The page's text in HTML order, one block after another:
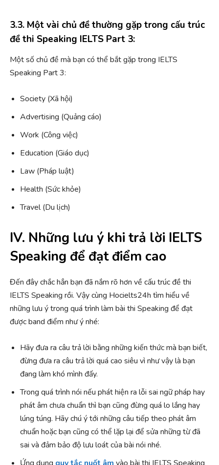
3.3. Một vài chủ đề thường gặp trong cấu trúc
đề thi Speaking IELTS Part 3:
Một số chủ đề mà bạn có thể bắt gặp trong IELTS
Speaking Part 3:
Society (Xã hội)
Advertising (Quảng cáo)
Work (Công việc)
Education (Giáo dục)
Law (Pháp luật)
Health (Sức khỏe)
Travel (Du lịch)
IV. Những lưu ý khi trả lời IELTS
Speaking để đạt điểm cao
Đến đây chắc hẳn bạn đã nắm rõ hơn về cấu trúc đề thi
IELTS Speaking rồi. Vậy cùng Hocielts24h tìm hiểu về
những lưu ý trong quá trình làm bài thi Speaking để đạt
được band điểm như ý nhé:
Hãy đưa ra câu trả lời bằng những kiến thức mà bạn biết,
đừng đưa ra câu trả lời quá cao siêu vì như vậy là bạn
đang làm khó mình đấy.
Trong quá trình nói nếu phát hiện ra lỗi sai ngữ pháp hay
phát âm chưa chuẩn thì bạn cũng đừng quá lo lắng hay
lúng túng. Hãy chú ý tới những câu tiếp theo phát âm
chuẩn hoặc bạn cũng có thể lặp lại để sửa những từ đã
sai và đảm bảo độ lưu loát của bài nói nhé.